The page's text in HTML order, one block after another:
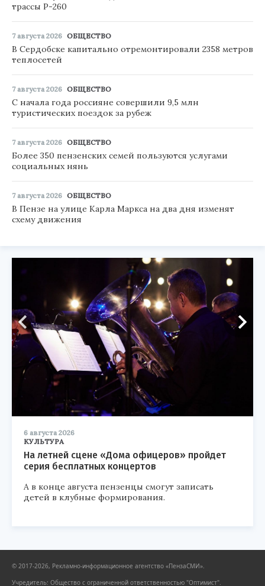
трассы Р-260
7 августа 2026 ОБЩЕСТВО
В Сердобске капитально отремонтировали 2358 метров
теплосетей
7 августа 2026 ОБЩЕСТВО
С начала года россияне совершили 9,5 млн
туристических поездок за рубеж
7 августа 2026 ОБЩЕСТВО
Более 350 пензенских семей пользуются услугами
социальных нянь
7 августа 2026 ОБЩЕСТВО
В Пензе на улице Карла Маркса на два дня изменят
схему движения
6 августа 2026
КУЛЬТУРА
На летней сцене «Дома офицеров» пройдет
серия бесплатных концертов
А в конце августа пензенцы смогут записать
детей в клубные формирования.
© 2017-2026, Рекламно-информационное агентство «ПензаСМИ».
Учредитель: Общество с ограниченной ответственностью "Оптимист".